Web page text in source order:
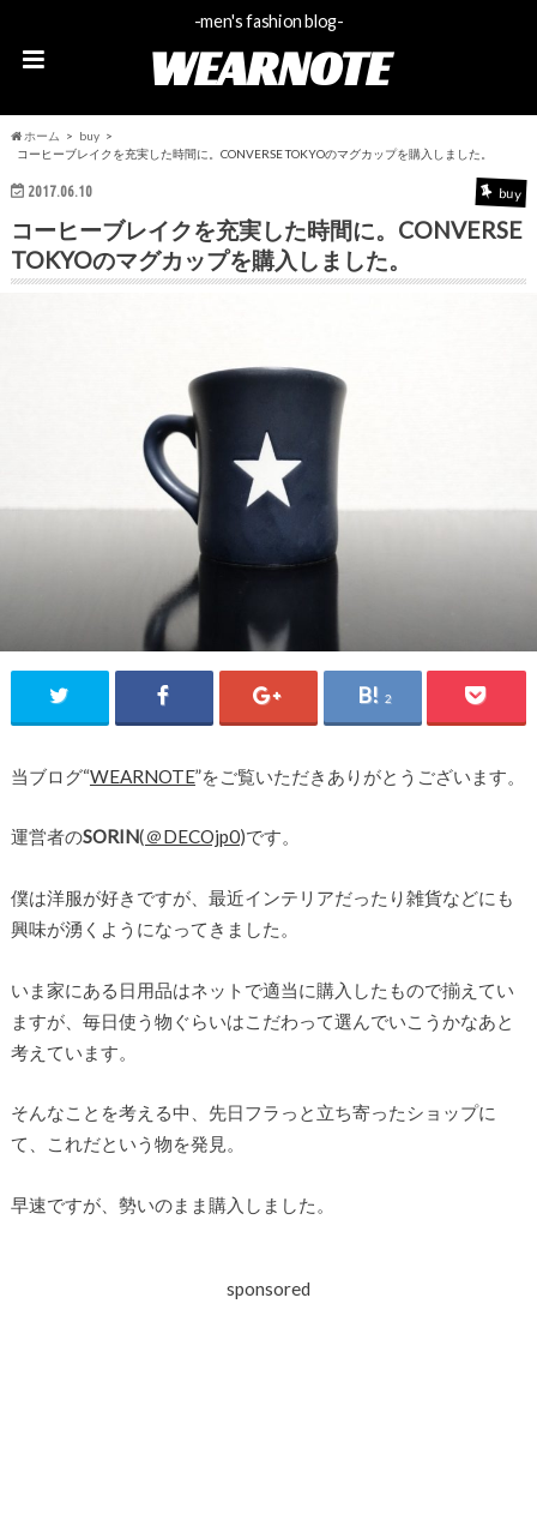
-men's fashion blog-
WEARNOTE
ホーム
buy
コーヒーブレイクを充実した時間に。CONVERSE TOKYOのマグカップを購入しました。
2017.06.10 buy
コーヒーブレイクを充実した時間に。CONVERSE
TOKYOのマグカップを購入しました。
2
当ブログ“WEARNOTE”をご覧いただきありがとうございます。
運営者のSORIN(＠DECOjp0)です。
僕は洋服が好きですが、最近インテリアだったり雑貨などにも
興味が湧くようになってきました。
いま家にある日用品はネットで適当に購入したもので揃えてい
ますが、毎日使う物ぐらいはこだわって選んでいこうかなあと
考えています。
そんなことを考える中、先日フラっと立ち寄ったショップに
て、これだという物を発見。
早速ですが、勢いのまま購入しました。
sponsored